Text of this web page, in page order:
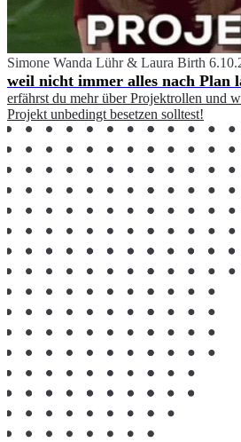
Simone Wanda Lühr& Laura Birth
weil nicht immer alles nach Plan
erfährst du mehr über Projektrollen und
Projekt unbedingt besetzen solltest!